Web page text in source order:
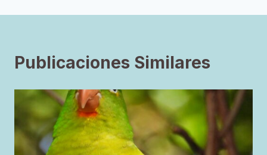
entradas
Publicaciones Similares